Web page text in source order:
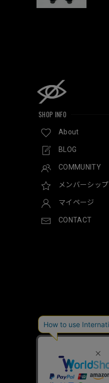
SHOP INFO
About
BLOG
COMMUNITY
メンバーシップ
マイページ
CONTACT